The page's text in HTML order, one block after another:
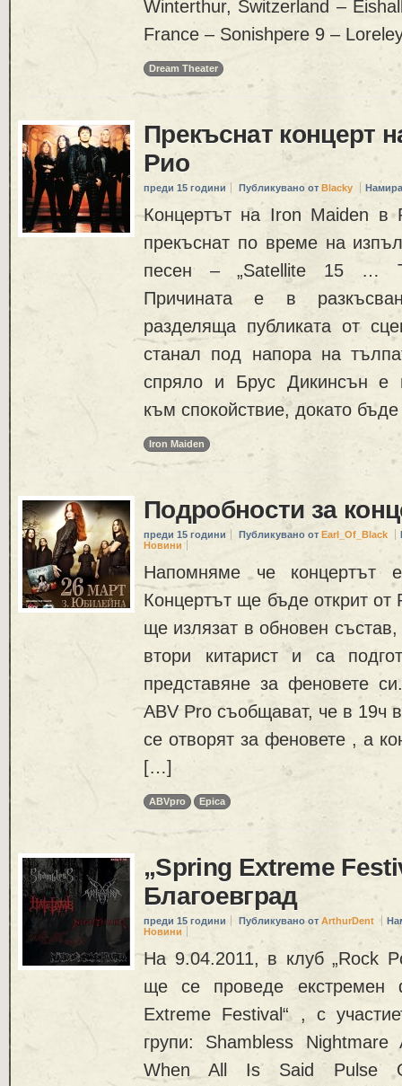
Winterthur, Switzerland –
France – Sonishpere 9 –
Dream Theater
Прекъснат концерт
Рио
преди 15 години Публикувано от Blacky
Концертът на Iron Maiden
прекъснат по време на
песен – „Satellite 15 …
Причината е в
разделяща публиката от
станал под напора на
спряло и Брус Дикинсън е
към спокойствие, докато
Iron Maiden
Подробности за
преди 15 години Публикувано от Earl_Of_Black
Новини
Напомняме че
Концертът ще бъде открит от
ще излязат в обновен
втори китарист и са
представяне за феновете
ABV Pro съобщават, че в 19ч
се отворят за феновете , а
[…]
ABVpro Epica
„Spring Extreme
Благоевград
преди 15 години Публикувано от ArthurDent
Новини
На 9.04.2011, в клуб „Rock
ще се проведе екстремен
Extreme Festival“ , с
групи: Shambless Nightmare
When All Is Said Pulse